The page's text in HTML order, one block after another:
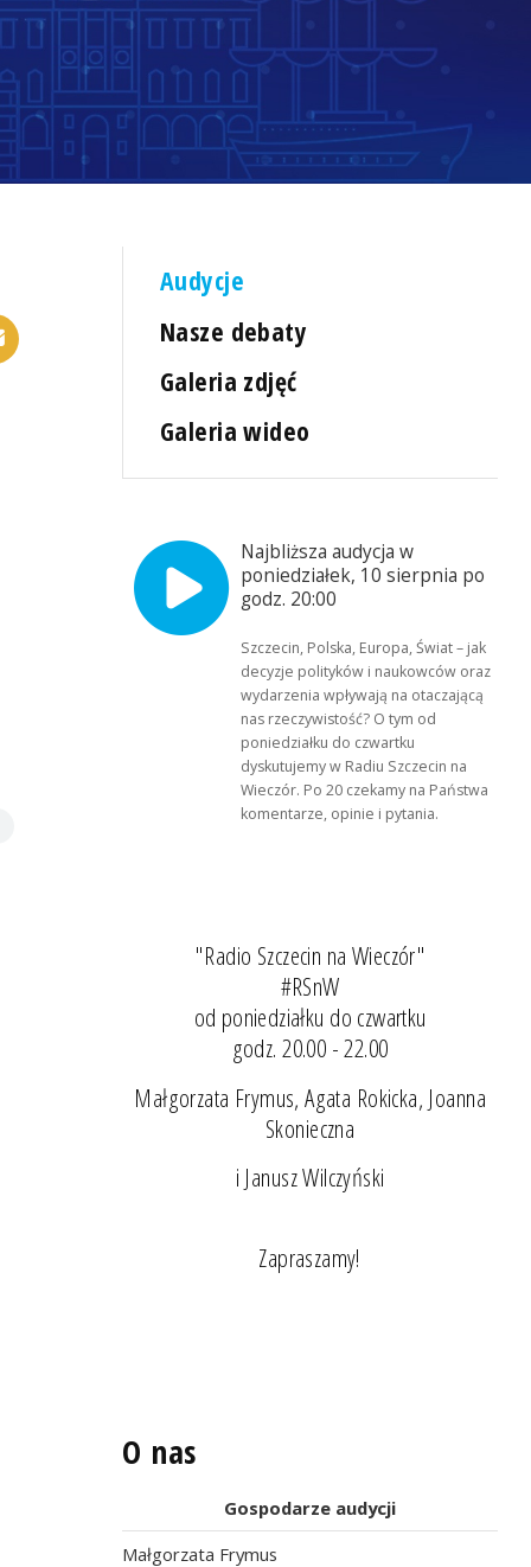
Audycje
Nasze debaty
Galeria zdjęć
Galeria wideo
Najbliższa audycja w
poniedziałek, 10 sierpnia po
godz. 20:00
Szczecin, Polska, Europa, Świat – jak
decyzje polityków i naukowców oraz
wydarzenia wpływają na otaczającą
nas rzeczywistość? O tym od
poniedziałku do czwartku
dyskutujemy w Radiu Szczecin na
Wieczór. Po 20 czekamy na Państwa
komentarze, opinie i pytania.
"Radio Szczecin na Wieczór"
#RSnW
od poniedziałku do czwartku
godz. 20.00 - 22.00
Małgorzata Frymus, Agata Rokicka, Joanna
Skonieczna
i Janusz Wilczyński
Zapraszamy!
O nas
Gospodarze audycji
Małgorzata Frymus